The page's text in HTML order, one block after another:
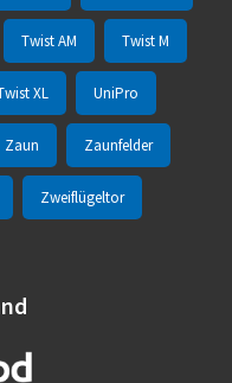
Twist AM Twist M
XL UniPro
Zaun Zaunfelder
Zweiflügeltor